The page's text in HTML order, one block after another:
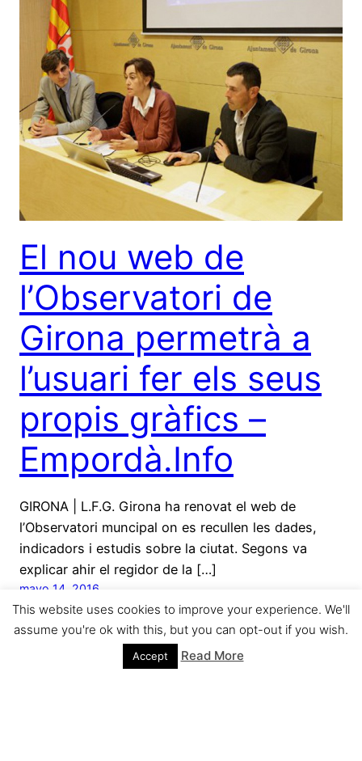
El nou web de
l’Observatori de
Girona permetrà a
l’usuari fer els seus
propis gràfics –
Empordà.Info
GIRONA | L.F.G. Girona ha renovat el web de
l’Observatori muncipal on es recullen les dades,
indicadors i estudis sobre la ciutat. Segons va
explicar ahir el regidor de la […]
mayo 14, 2016
This website uses cookies to improve your experience. We'll
assume you're ok with this, but you can opt-out if you wish.
Accept Read More